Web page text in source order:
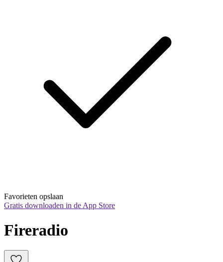
Favorieten opslaan
Gratis downloaden in de App Store
Fireradio